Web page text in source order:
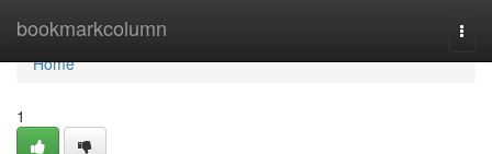
bookmarkcolumn
Home
Home
1